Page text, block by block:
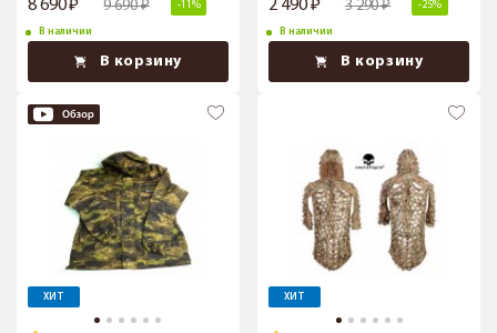
8 690 9 690 -11%
В наличии
В корзину
2 490 3 290 -25%
В наличии
В корзину
ХИТ ХИТ